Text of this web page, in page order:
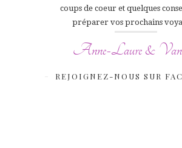
coups de coeur et quelques
préparer vos prochains
Anne-Laure &
REJOIGNEZ-NOUS SUR